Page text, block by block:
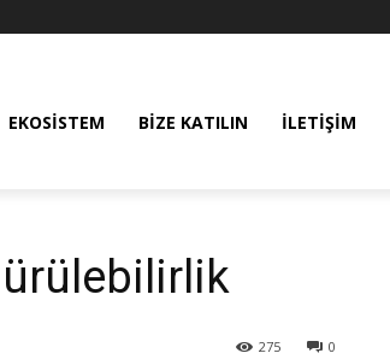
EKOSISTEM BIZE KATILIN İLETIŞIM
0
275